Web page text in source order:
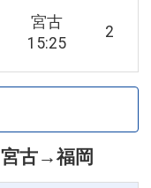
宮古
15:25
2
宮古→福岡